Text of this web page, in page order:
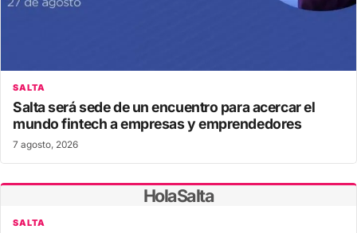
SALTA
Salta será sede de un encuentro para acercar el
mundo fintech a empresas y emprendedores
7 agosto, 2026
HolaSalta
SALTA